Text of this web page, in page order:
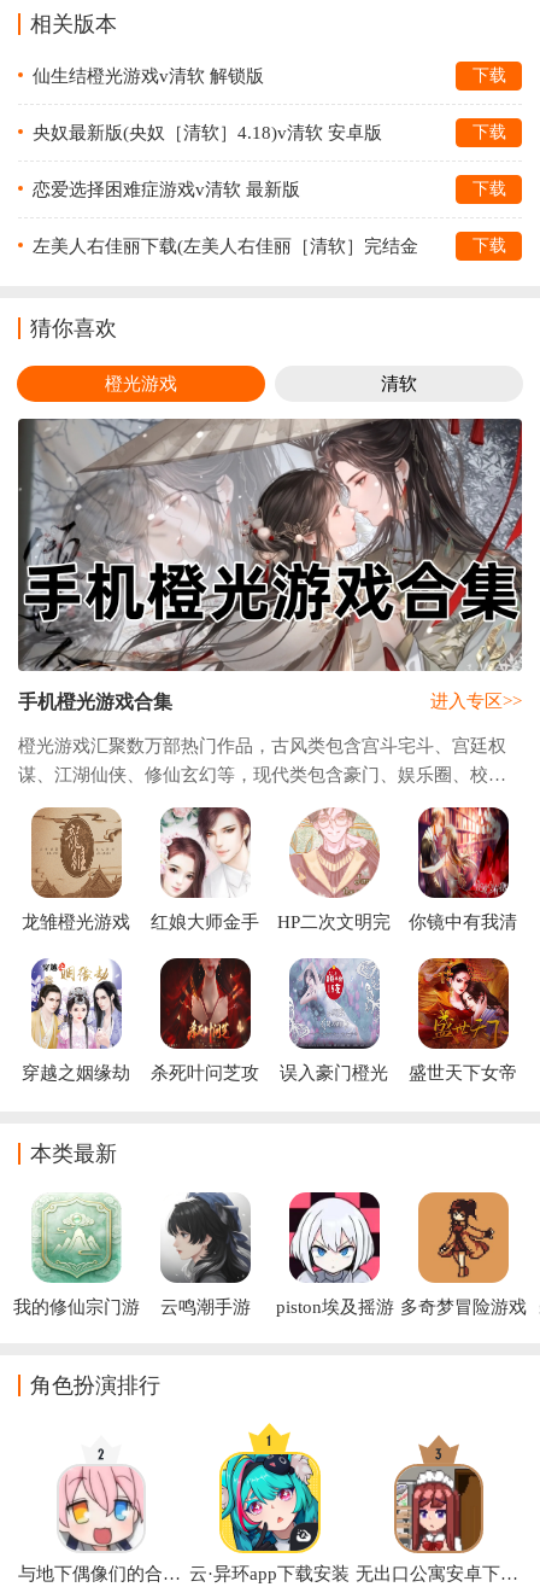
相关版本
仙生结橙光游戏v清软 解锁版 下载
央奴最新版(央奴［清软］4.18)v清软 安卓版 下载
恋爱选择困难症游戏v清软 最新版 下载
左美人右佳丽下载(左美人右佳丽［清软］完结金
下载
猜你喜欢
橙光游戏 清软
手机橙光游戏合集
橙光游戏汇聚数万部热门作品，古风类包含宫斗宅斗、宫廷权
谋、江湖仙侠、修仙玄幻等，现代类包含豪门、娱乐圈、校
园、名利场、怪谈等，还有奇幻类、悬疑类、兽世、异世玄幻
等等，各种视觉小说风格任你选择，让你不再
进入专区>>
龙雏橙光游戏
红娘大师金手
HP二次文明完
(HP二次文明
［清软］3.22)
你镜中有我清
穿越之姻缘劫
杀死叶问芝攻
误入豪门橙光
盛世天下女帝
本类最新
我的修仙宗门游
云鸣潮手游
piston埃及摇游 多奇梦冒险游戏
角色扮演排行
与地下偶像们的合宿生活手游 云·异环app下载安装 无出口公寓安卓下载汉化版2026